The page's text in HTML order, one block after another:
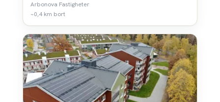
Arbonova Fastigheter
~0,4 km bort